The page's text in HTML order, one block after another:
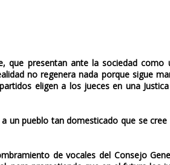
que presentan ante la sociedad como
no regenera nada porque sigue
eligen a los jueces en una
un pueblo tan domesticado que se
de vocales del Consejo